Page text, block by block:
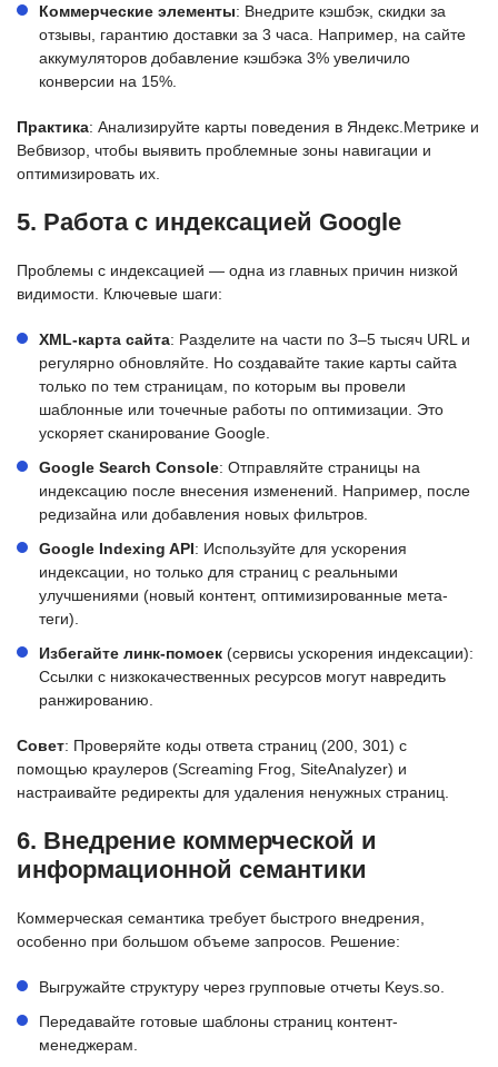
Коммерческие элементы: Внедрите кэшбэк, скидки за
отзывы, гарантию доставки за 3 часа. Например, на сайте
аккумуляторов добавление кэшбэка 3% увеличило
конверсии на 15%.
Практика: Анализируйте карты поведения в Яндекс.Метрике и
Вебвизор, чтобы выявить проблемные зоны навигации и
оптимизировать их.
5. Работа с индексацией Google
Проблемы с индексацией — одна из главных причин низкой
видимости. Ключевые шаги:
XML-карта сайта: Разделите на части по 3–5 тысяч URL и
регулярно обновляйте. Но создавайте такие карты сайта
только по тем страницам, по которым вы провели
шаблонные или точечные работы по оптимизации. Это
ускоряет сканирование Google.
Google Search Console: Отправляйте страницы на
индексацию после внесения изменений. Например, после
редизайна или добавления новых фильтров.
Google Indexing API: Используйте для ускорения
индексации, но только для страниц с реальными
улучшениями (новый контент, оптимизированные мета-
теги).
Избегайте линк-помоек (сервисы ускорения индексации):
Ссылки с низкокачественных ресурсов могут навредить
ранжированию.
Совет: Проверяйте коды ответа страниц (200, 301) с
помощью краулеров (Screaming Frog, SiteAnalyzer) и
настраивайте редиректы для удаления ненужных страниц.
6. Внедрение коммерческой и
информационной семантики
Коммерческая семантика требует быстрого внедрения,
особенно при большом объеме запросов. Решение:
Выгружайте структуру через групповые отчеты Keys.so.
Передавайте готовые шаблоны страниц контент-
менеджерам.